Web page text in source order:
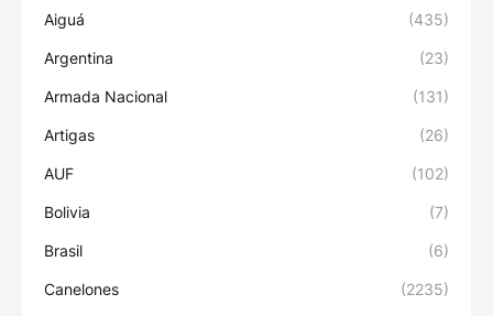
Aiguá (435)
Argentina (23)
Armada Nacional (131)
Artigas (26)
AUF (102)
Bolivia (7)
Brasil (6)
Canelones (2235)